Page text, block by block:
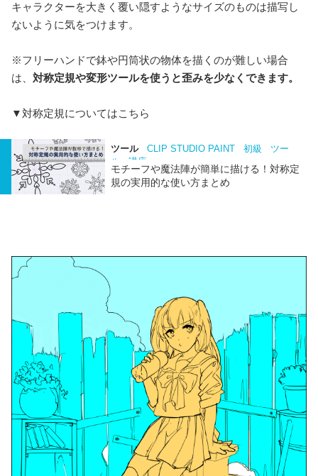
キャラクターを大きく覆い隠すようなサイズのものは描写し
ないように気をつけます。
※フリーハンドで鉢や円筒状の物体を描くのが難しい場合
は、 対称定規や変形ツールを使うと歪みを少なくできます。
▼対称定規についてはこちら
ツール CLIP STUDIO PAINT 初級
ツー
ル
講座
モチーフや魔法陣が簡単に描ける！対称定
規の実用的な使い方まとめ